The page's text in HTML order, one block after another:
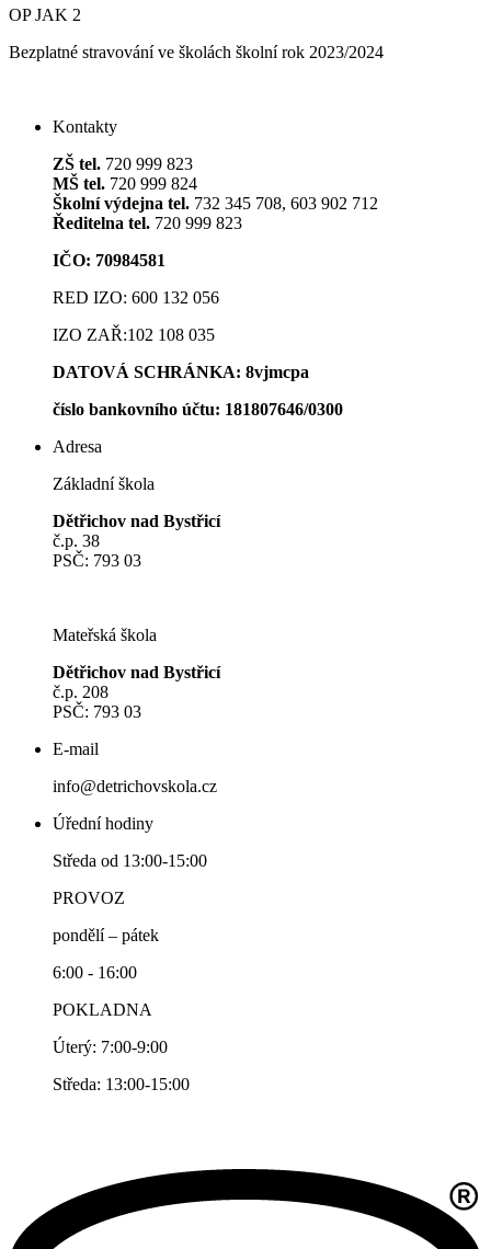
OP JAK 2
Bezplatné stravování ve školách školní rok 2023/2024
Kontakty
ZŠ tel. 720 999 823
MŠ tel. 720 999 824
Školní výdejna tel. 732 345 708, 603 902 712
Ředitelna tel. 720 999 823
IČO: 70984581
RED IZO: 600 132 056
IZO ZAŘ:102 108 035
DATOVÁ SCHRÁNKA: 8vjmcpa
číslo bankovního účtu: 181807646/0300
Adresa
Základní škola
Dětřichov nad Bystřicí
č.p. 38
PSČ: 793 03
Mateřská škola
Dětřichov nad Bystřicí
č.p. 208
PSČ: 793 03
E-mail
info@detrichovskola.cz
Úřední hodiny
Středa od 13:00-15:00
PROVOZ
pondělí – pátek
6:00 - 16:00
POKLADNA
Úterý: 7:00-9:00
Středa: 13:00-15:00